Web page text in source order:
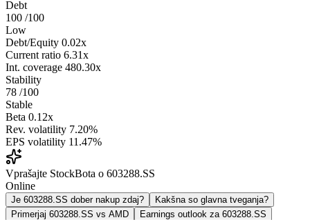
Debt
100 /100
Low
Debt/Equity 0.02x
Current ratio 6.31x
Int. coverage 480.30x
Stability
78 /100
Stable
Beta 0.12x
Rev. volatility 7.20%
EPS volatility 11.47%
Vprašajte StockBota o 603288.SS
Online
Je 603288.SS dober nakup zdaj?
Kakšna so glavna tveganja?
Primerjaj 603288.SS vs AMD
Earnings outlook za 603288.SS